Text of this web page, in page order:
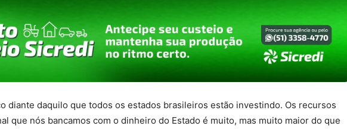
diante daquilo que todos os estados brasileiros estão investindo. Os recursos
que nós bancamos com o dinheiro do Estado é muito, mas muito maior do que